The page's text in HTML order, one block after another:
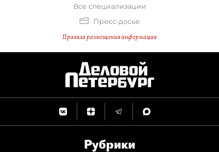
Все специализации
Пресс-досье
Правила размещения информации
Рубрики